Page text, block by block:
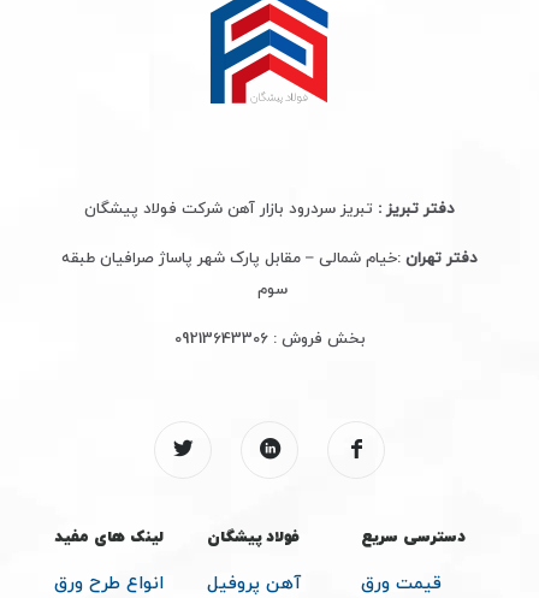
دفتر تبریز : تبریز سردرود بازار آهن شرکت فولاد پیشگان
دفتر تهران :خیام شمالی – مقابل پارک شهر پاساژ صرافیان طبقه
سوم
بخش فروش :09213643306
دسترسی سریع
قیمت ورق
فولاد پیشگان
آهن پروفیل
لینک های مفید
انواع طرح ورق